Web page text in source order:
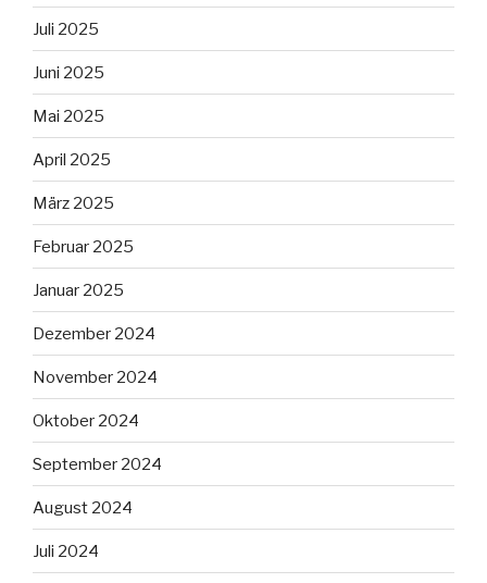
Juli 2025
Juni 2025
Mai 2025
April 2025
März 2025
Februar 2025
Januar 2025
Dezember 2024
November 2024
Oktober 2024
September 2024
August 2024
Juli 2024